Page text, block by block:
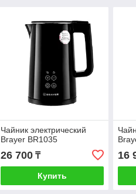
Чайник электрический
Brayer BR1035
26 700₸
Купить
16